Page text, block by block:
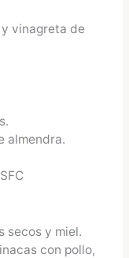
vinagreta de
almendra.
secos y miel.
con pollo,